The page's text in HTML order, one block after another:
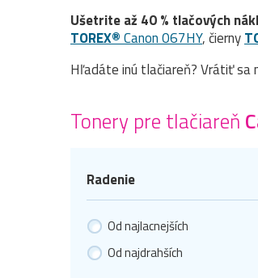
Ušetrite až 40 % tlačových
TOREX®Canon 067HY, čierny
Hľadáte inú tlačiareň? Vrátiť sa
Tonery pre tlačiareň
Radenie
Od najlacnejších
Od najdrahších